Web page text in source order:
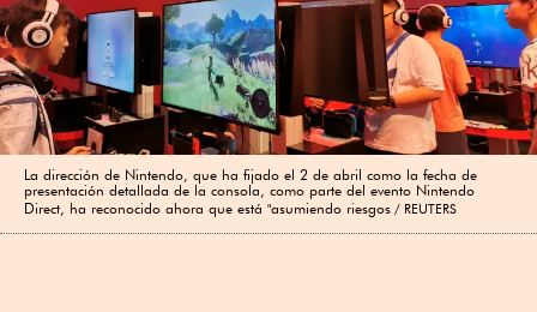
La dirección de Nintendo, que ha fijado el 2 de abril como la fecha de
presentación detallada de la consola, como parte del evento Nintendo
Direct, ha reconocido ahora que está "asumiendo riesgos
REUTERS